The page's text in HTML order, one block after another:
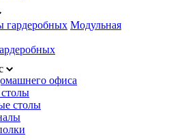
гардеробных Модульная
офиса
столы